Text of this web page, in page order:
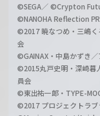
©SEGA／ ©Crypton
©NANOHA Reflection
©2017 暁なつめ・三嶋く
会
©GAINAX・中島かずき
©2015丸戸史明・深崎暮
員会
©東出祐一郎・TYPE-
©2017 プロジェクトラブ